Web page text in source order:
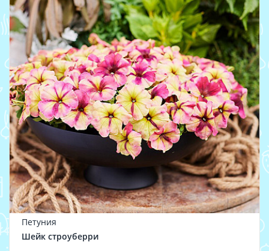
Петуния
Шейк строуберри